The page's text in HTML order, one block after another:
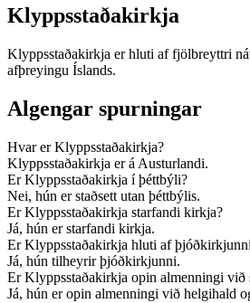
Klyppsstaðakirkja
Klyppsstaðakirkja er hluti af fjölbreyttri
afþreyingu Íslands.
Algengar spurningar
Hvar er Klyppsstaðakirkja?
Klyppsstaðakirkja er á Austurlandi.
Er Klyppsstaðakirkja í þéttbýli?
Nei, hún er staðsett utan þéttbýlis.
Er Klyppsstaðakirkja starfandi kirkja?
Já, hún er starfandi kirkja.
Er Klyppsstaðakirkja hluti af
Já, hún tilheyrir þjóðkirkjunni.
Er Klyppsstaðakirkja opin almenningi við
Já, hún er opin almenningi við helgihald